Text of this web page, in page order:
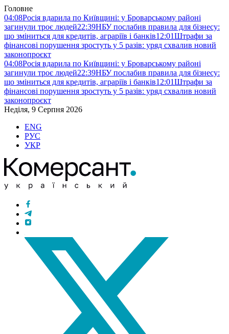
Головне
04:08Росія вдарила по Київщині: у Броварському районі
загинули троє людей22:39НБУ послабив правила для бізнесу:
що зміниться для кредитів, аграріїв і банків12:01Штрафи за
фінансові порушення зростуть у 5 разів: уряд схвалив новий
законопроєкт
04:08Росія вдарила по Київщині: у Броварському районі
загинули троє людей22:39НБУ послабив правила для бізнесу:
що зміниться для кредитів, аграріїв і банків12:01Штрафи за
фінансові порушення зростуть у 5 разів: уряд схвалив новий
законопроєкт
Неділя, 9 Серпня 2026
ENG
РУС
УКР